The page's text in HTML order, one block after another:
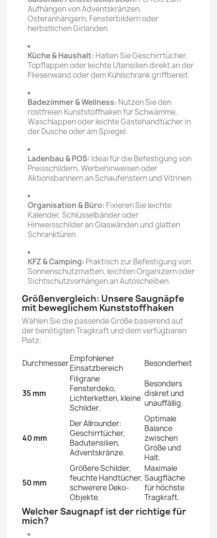
Aufhängen von Adventskränzen,
Osteranhängern, Fensterbildern oder
herbstlichen Girlanden.
Küche & Haushalt: Halten Sie Geschirrtücher,
Topflappen oder leichte Utensilien direkt an der
Fliesenwand oder dem Kühlschrank griffbereit.
Badezimmer & Wellness: Nutzen Sie den
rostfreien Kunststoffhaken für Schwämme,
Waschlappen oder leichte Gästehandtücher in
der Dusche oder am Spiegel.
Ladenbau & POS: Ideal für die Befestigung von
Preisschildern, Werbehinweisen oder
Aktionsbannern an Schaufenstern und Vitrinen.
Organisation & Büro: Fixieren Sie leichte
Kalender, Schlüsselbänder oder
Hinweisschilder an Glaswänden und glatten
Schranktüren.
KFZ & Camping: Praktisch zur Befestigung von
Sonnenschutzmatten, leichten Organizern oder
Sichtschutzvorhängen an Autoscheiben.
Größenvergleich: Unsere Saugnäpfe
mit beweglichem Kunststoffhaken
Wählen Sie die passende Größe basierend auf
der benötigten Tragkraft und dem verfügbaren
Platz:
DurchmesserEmpfohlener
Einsatzbereich
Besonderheit
35 mm
Filigrane
Fensterdeko,
Lichterketten, kleine
Schilder.
Besonders
diskret und
unauffällig.
40 mm
Der Allrounder:
Geschirrtücher,
Badutensilien,
Adventskränze.
Optimale
Balance
zwischen
Größe und
Halt.
50 mm
Größere Schilder,
feuchte Handtücher,
schwerere Deko-
Objekte.
Maximale
Saugfläche
für höchste
Tragkraft.
Welcher Saugnapf ist der richtige für
mich?